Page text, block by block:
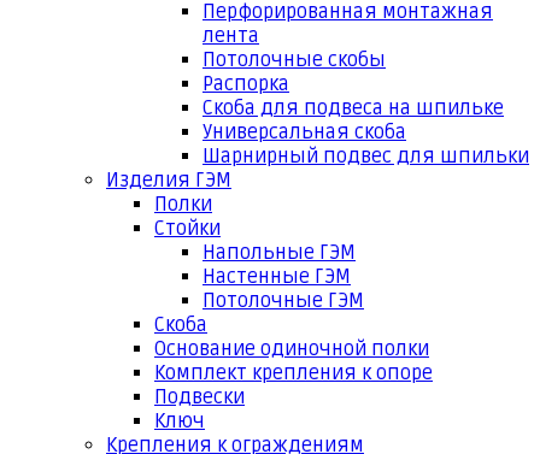
Перфорированная монтажная
лента
Потолочные скобы
Распорка
Скоба для подвеса на шпильке
Универсальная скоба
Шарнирный подвес для шпильки
Изделия ГЭМ
Полки
Стойки
Напольные ГЭМ
Настенные ГЭМ
Потолочные ГЭМ
Скоба
Основание одиночной полки
Комплект крепления к опоре
Подвески
Ключ
Крепления к ограждениям